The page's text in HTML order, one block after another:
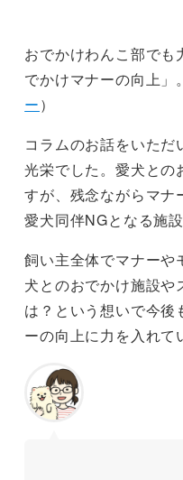
おでかけわんこ部でも
でかけマナーの向上」
ー）
コラムのお話をいた
光栄でした。愛犬との
すが、残念ながらマナ
愛犬同伴NGとなる施設
飼い主全体でマナーや
犬とのおでかけ施設
は？という想いで今後
ーの向上に力を入れて